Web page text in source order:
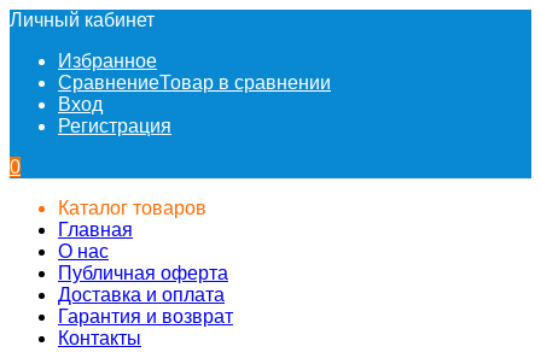
Личный кабинет
Избранное
СравнениеТовар в сравнении
Вход
Регистрация
0
Каталог товаров
Главная
О нас
Публичная оферта
Доставка и оплата
Гарантия и возврат
Контакты